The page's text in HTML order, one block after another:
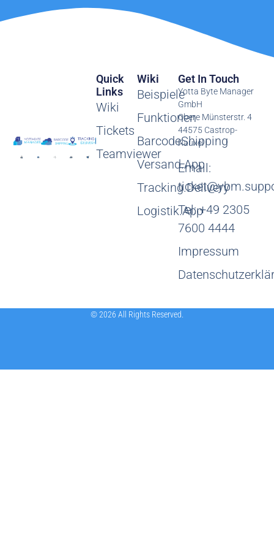
Wiki
Beispiele
Funktionen
BarcodeShipping
Versand.App
Tracking.Delivery
Logistik.App
Quick
Links
Wiki
Tickets
Teamviewer
Get In Touch
Yotta Byte Manager
GmbH
Obere Münsterstr. 4
44575 Castrop-
Rauxel
Email:
Tel: +49 2305
7600 4444
Impressum
© 2026 All Rights Reserved.